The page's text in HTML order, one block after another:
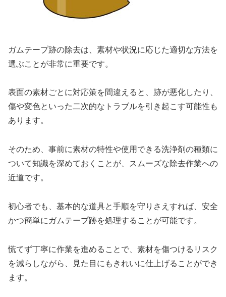
ガムテープ跡の除去は、素材や状況に応じた適切な方法を
選ぶことが非常に重要です。
表面の素材ごとに対応策を間違えると、跡が悪化したり、
傷や変色といった二次的なトラブルを引き起こす可能性も
あります。
そのため、事前に素材の特性や使用できる洗浄剤の種類に
ついて知識を深めておくことが、スムーズな除去作業への
近道です。
初心者でも、基本的な道具と手順を守りさえすれば、安全
かつ簡単にガムテープ跡を処理することが可能です。
慌てず丁寧に作業を進めることで、素材を傷つけるリスク
を減らしながら、見た目にもきれいに仕上げることができ
ます。